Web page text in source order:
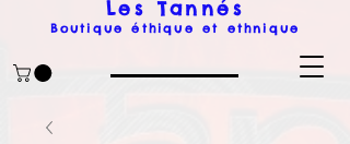
Les Tannés
Boutique éthique et ethnique